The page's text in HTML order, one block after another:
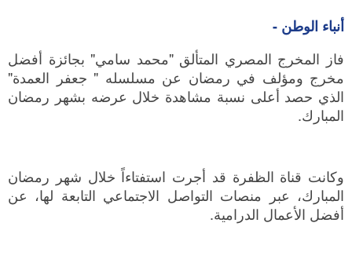
أنباء الوطن -
فاز المخرج المصري المتألق "محمد سامي" بجائزة أفضل
مخرج ومؤلف في رمضان عن مسلسله " جعفر العمدة"
الذي حصد أعلى نسبة مشاهدة خلال عرضه بشهر رمضان
المبارك.
وكانت قناة الظفرة قد أجرت استفتاءاً خلال شهر رمضان
المبارك، عبر منصات التواصل الاجتماعي التابعة لها، عن
أفضل الأعمال الدرامية.